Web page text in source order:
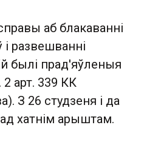
аб блакаванні
развешванні
былі прад'яўленыя
2 арт. 339 КК
З 26 студзеня і да
хатнім арыштам.